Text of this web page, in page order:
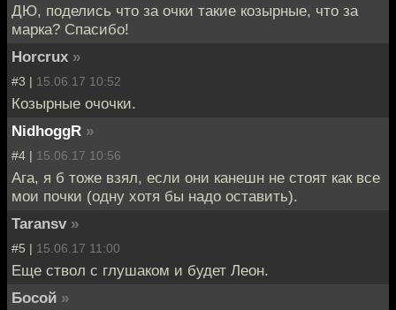
ДЮ, поделись что за очки такие козырные, что за
марка? Спасибо!
Horcrux »
#3 | 15.06.17 10:52
Козырные очочки.
NidhoggR »
#4 | 15.06.17 10:56
Ага, я б тоже взял, если они канешн не стоят как все
мои почки (одну хотя бы надо оставить).
Taransv »
#5 | 15.06.17 11:00
Еще ствол с глушаком и будет Леон.
Босой »